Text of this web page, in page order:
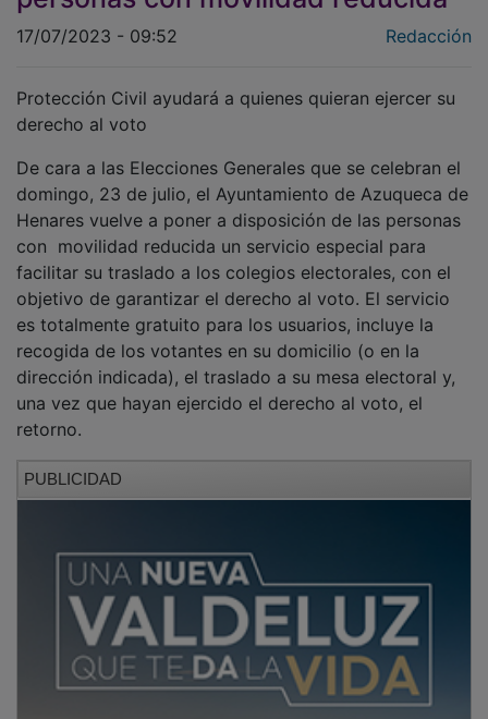
17/07/2023 - 09:52
derecho al voto
domingo, 23 de julio, el Ayuntamiento de Azuqueca de
Henares vuelve a poner a disposición de las personas
con movilidad reducida un servicio especial para
facilitar su traslado a los colegios electorales, con el
objetivo de garantizar el derecho al voto. El servicio
es totalmente gratuito para los usuarios, incluye la
recogida de los votantes en su domicilio (o en la
dirección indicada), el traslado a su mesa electoral y,
una vez que hayan ejercido el derecho al voto, el
retorno.